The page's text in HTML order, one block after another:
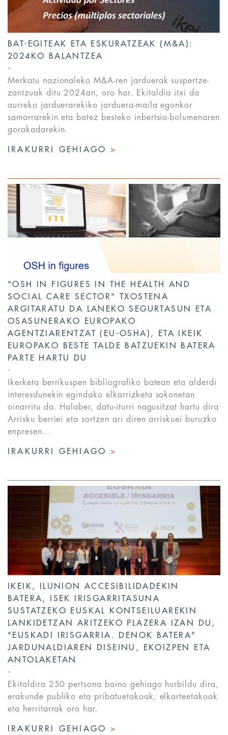
BAT-EGITEAK ETA ESKURATZEAK (M&A):
2024KO BALANTZEA
Merkatu nazionaleko M&A-ren jarduerak suspertze-
zantzuak ditu 2024an, oro har. Ekitaldia itxi da
aurreko jarduerarekiko jarduera-maila egonkor
samarrarekin eta batez besteko inbertsio-bolumenaren
gorakadarekin.
IRAKURRI GEHIAGO>
"OSH IN FIGURES IN THE HEALTH AND
SOCIAL CARE SECTOR" TXOSTENA
ARGITARATU DA LANEKO SEGURTASUN ETA
OSASUNERAKO EUROPAKO
AGENTZIARENTZAT (EU-OSHA), ETA IKEIK
EUROPAKO BESTE TALDE BATZUEKIN BATERA
PARTE HARTU DU
Ikerketa berrikuspen bibliografiko batean eta alderdi
interesdunekin egindako elkarrizketa sakonetan
oinarritu da. Halaber, datu-iturri nagusitzat hartu dira
Arrisku berriei eta sortzen ari diren arriskuei buruzko
enpresen...
IRAKURRI GEHIAGO>
IKEIK, ILUNION ACCESIBILIDADEKIN
BATERA, ISEK IRISGARRITASUNA
SUSTATZEKO EUSKAL KONTSEILUAREKIN
LANKIDETZAN ARITZEKO PLAZERA IZAN DU,
"EUSKADI IRISGARRIA. DENOK BATERA"
JARDUNALDIAREN DISEINU, EKOIZPEN ETA
ANTOLAKETAN
Ekitaldira 250 pertsona baino gehiago hurbildu dira,
erakunde publiko eta pribatuetakoak, elkarteetakoak
eta herritarrak oro har.
IRAKURRI GEHIAGO>